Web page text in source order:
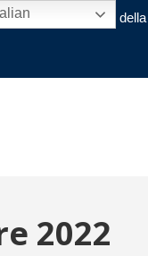
Musei nazionali della
2022